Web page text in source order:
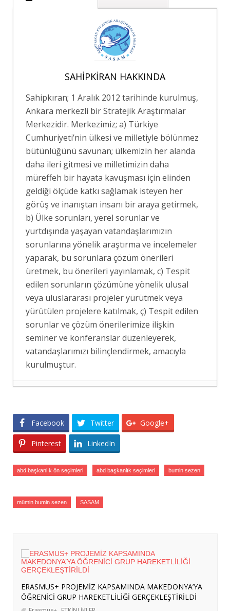
SAHIPKIRAN HAKKINDA
Sahipkıran; 1 Aralık 2012 tarihinde kurulmuş,
Ankara merkezli bir Stratejik Araştırmalar
Merkezidir. Merkezimiz; a) Türkiye
Cumhuriyeti’nin ülkesi ve milletiyle bölünmez
bütünlüğünü savunan; ülkemizin her alanda
daha ileri gitmesi ve milletimizin daha
müreffeh bir hayata kavuşması için elinden
geldiği ölçüde katkı sağlamak isteyen her
görüş ve inanıştan insanı bir araya getirmek,
b) Ülke sorunları, yerel sorunlar ve
yurtdışında yaşayan vatandaşlarımızın
sorunlarına yönelik araştırma ve incelemeler
yaparak, bu sorunlara çözüm önerileri
üretmek, bu önerileri yayınlamak, c) Tespit
edilen sorunların çözümüne yönelik ulusal
veya uluslararası projeler yürütmek veya
yürütülen projelere katılmak, ç) Tespit edilen
sorunlar ve çözüm önerilerimize ilişkin
seminer ve konferanslar düzenleyerek,
vatandaşlarımızı bilinçlendirmek, amacıyla
kurulmuştur.
MEKKE SAVUNMA ANLAŞMASININ
SUUDİ BASININDA YANKISI
2026
İSRAİL BASININDA “MEKKE ORTAK
SAVUNMA ANLAŞMASI” ALGISI- 8
İRAN BASININDA “MEKKE ORTAK
ERASMUS+ PROJEMİZ KAPSAMINDA
MAKEDONYA’YA ÖĞRENİCİ GRUP
HAREKETLİLİĞİ GERÇEKLEŞTİRİLDİ
Ağustos 2026
SASAM’DAN GÖÇ İDARESİ BAŞKAN
Facebook Twitter Google+
Pinterest LinkedIn
abd başkanlık ön seçimleri abd başkanlık seçimleri bumin sezen
mümin bumin sezen SASAM
ERASMUS+ PROJEMİZ KAPSAMINDA MAKEDONYA’YA
ÖĞRENİCİ GRUP HAREKETLİLİĞİ GERÇEKLEŞTİRİLDİ